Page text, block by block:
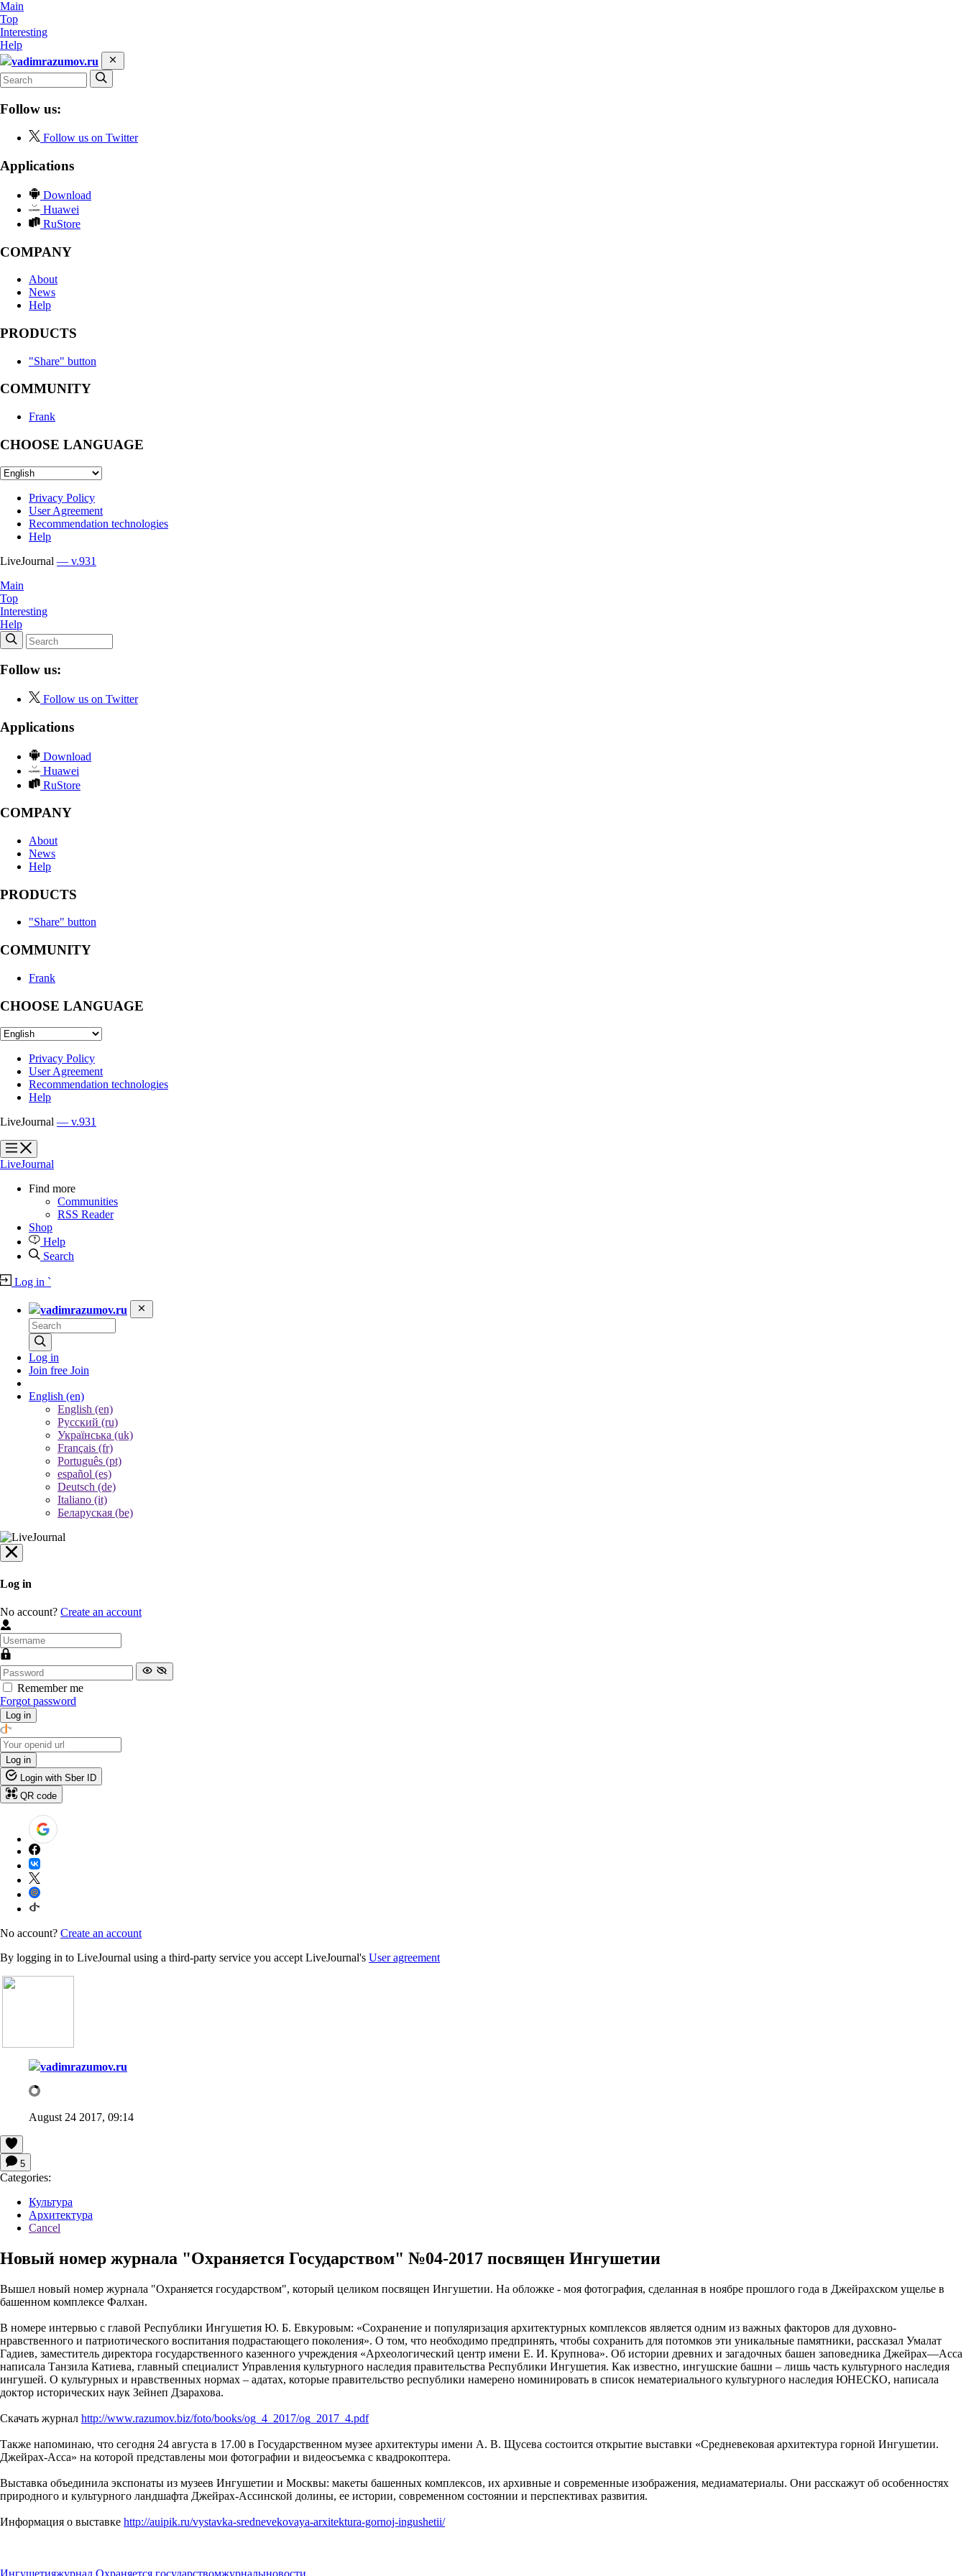
Main
Top
Interesting
Help
vadimrazumov.ru
Follow us:
Follow us on Twitter
Applications
Download
Huawei
RuStore
COMPANY
About
News
Help
PRODUCTS
"Share" button
COMMUNITY
Frank
CHOOSE LANGUAGE
Privacy Policy
User Agreement
Recommendation technologies
Help
LiveJournal — v.931
Main
Top
Interesting
Help
Follow us:
Follow us on Twitter
Applications
Download
Huawei
RuStore
COMPANY
About
News
Help
PRODUCTS
"Share" button
COMMUNITY
Frank
CHOOSE LANGUAGE
Privacy Policy
User Agreement
Recommendation technologies
Help
LiveJournal — v.931
?
?
LiveJournal
Find more
Communities
RSS Reader
Shop
Help
Search
Log in `
vadimrazumov.ru
Log in
Join free Join
English (en)
English (en)
Русский (ru)
Українська (uk)
Français (fr)
Português (pt)
español (es)
Deutsch (de)
Italiano (it)
Беларуская (be)
Log in
No account? Create an account
Remember me
Forgot password
Log in
Log in
Login with Sber ID
QR code
No account? Create an account
By logging in to LiveJournal using a third-party service you accept LiveJournal's User agreement
vadimrazumov.ru
August 24 2017, 09:14
5
Categories:
Культура
Архитектура
Cancel
Новый номер журнала "Охраняется Государством" №04-2017 посвящен Ингушетии
Вышел новый номер журнала "Охраняется государством", который целиком посвящен Ингушетии. На обложке - моя фотография, сделанная в ноябре прошлого года в Джейрахском ущелье в
башенном комплексе Фалхан.
В номере интервью с главой Республики Ингушетия Ю. Б. Евкуровым: «Сохранение и популяризация архитектурных комплексов является одним из важных факторов для духовно-
нравственного и патриотического воспитания подрастающего поколения». О том, что необходимо предпринять, чтобы сохранить для потомков эти уникальные памятники, рассказал Умалат
Гадиев, заместитель директора государственного казенного учреждения «Археологический центр имени Е. И. Крупнова». Об истории древних и загадочных башен заповедника Джейрах—Асса
написала Танзила Катиева, главный специалист Управления культурного наследия правительства Республики Ингушетия. Как известно, ингушские башни – лишь часть культурного наследия
ингушей. О культурных и нравственных нормах – адатах, которые правительство республики намерено номинировать в список нематериального культурного наследия ЮНЕСКО, написала
доктор исторических наук Зейнеп Дзарахова.
Скачать журнал http://www.razumov.biz/foto/books/og_4_2017/og_2017_4.pdf
Также напоминаю, что сегодня 24 августа в 17.00 в Государственном музее архитектуры имени А. В. Щусева состоится открытие выставки «Средневековая архитектура горной Ингушетии.
Джейрах-Асса» на которой представлены мои фотографии и видеосъемка с квадрокоптера.
Выставка объединила экспонаты из музеев Ингушетии и Москвы: макеты башенных комплексов, их архивные и современные изображения, медиаматериалы. Они расскажут об особенностях
природного и культурного ландшафта Джейрах-Ассинской долины, ее истории, современном состоянии и перспективах развития.
Информация о выставке http://auipik.ru/vystavka-srednevekovaya-arxitektura-gornoj-ingushetii/
Ингушетияжурнал Охраняется государствомжурналыновости